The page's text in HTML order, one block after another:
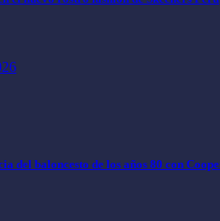
del baloncesto de los años 80 con